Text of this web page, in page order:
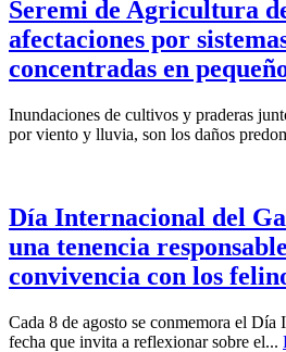
Seremi de Agricultura
afectaciones por
concentradas en
Inundaciones de cultivos y praderas
por viento y lluvia, son los daños
Día Internacional del
una tenencia
convivencia con los
Cada 8 de agosto se conmemora el Día
fecha que invita a reflexionar sobre el...